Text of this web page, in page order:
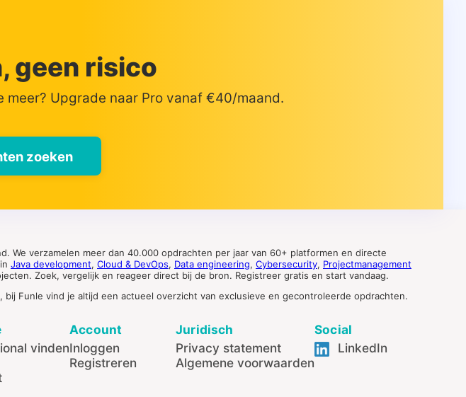
geen risico
Upgrade naar Pro vanaf €40/maand.
zoeken
We verzamelen meer dan 40.000 opdrachten per jaar van 60+ platformen en directe
Java development, Cloud & DevOps, Data engineering, Cybersecurity, Projectmanagement
Zoek, vergelijk en reageer direct bij de bron. Registreer gratis en start vandaag.
, bij Funle vind je altijd een actueel overzicht van exclusieve en gecontroleerde opdrachten.
vinden
Account
Inloggen
Registreren
Juridisch
Privacy statement
Algemene voorwaarden
Social
LinkedIn